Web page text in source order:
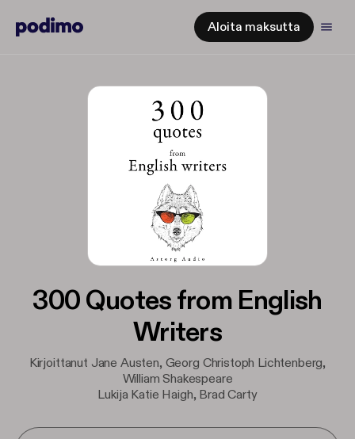
Aloita maksutta
300 Quotes from English
Writers
Kirjoittanut Jane Austen, Georg Christoph Lichtenberg,
William Shakespeare
Lukija Katie Haigh, Brad Carty